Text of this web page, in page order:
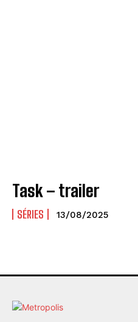
Task – trailer
SÉRIES 13/08/2025